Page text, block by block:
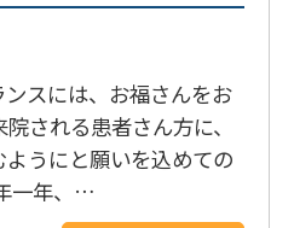
スには、お福さんをお
される患者さん方に、
うにと願いを込めての
一年、…